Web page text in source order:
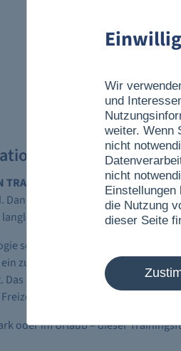
PRO im exklusivenMein
Dank seiner hochwertigen
Oberfläche.
sorgt für ein angenehmes
zuverlässiges Spielverhalten,
sportliche hummel Design wird
oder im Urlaub – dieser
Wir
und
weiter. Wenn
nicht
nicht
die Nutzung
dieser Seite